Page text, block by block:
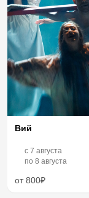
Вий
c 7 августа
по 8 августа
от 800₽